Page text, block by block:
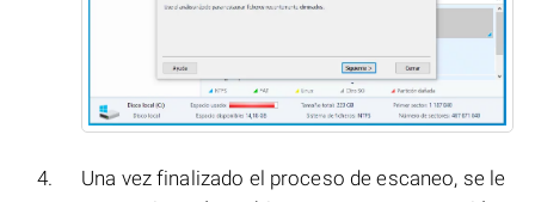
Una vez finalizado el proceso de escaneo, se le